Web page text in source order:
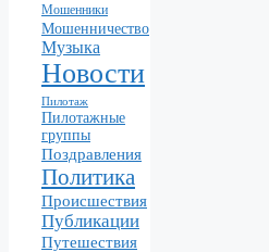
Мошенники
Мошенничество
Музыка
Новости
Пилотаж
Пилотажные
группы
Поздравления
Политика
Происшествия
Публикации
Путешествия